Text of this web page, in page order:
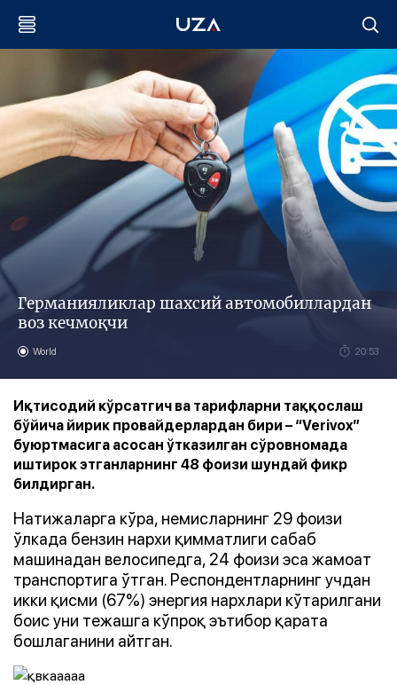
Германияликлар шахсий автомобиллардан
воз кечмоқчи
World 20:53
Иқтисодий кўрсатгич ва тарифларни таққослаш
бўйича йирик провайдерлардан бири – “Verivox”
буюртмасига асосан ўтказилган сўровномада
иштирок этганларнинг 48 фоизи шундай фикр
билдирган.
Натижаларга кўра, немисларнинг 29 фоизи
ўлкада бензин нархи қимматлиги сабаб
машинадан велосипедга, 24 фоизи эса жамоат
транспортига ўтган. Респондентларнинг учдан
икки қисми (67%) энергия нархлари кўтарилгани
боис уни тежашга кўпроқ эътибор қарата
бошлаганини айтган.